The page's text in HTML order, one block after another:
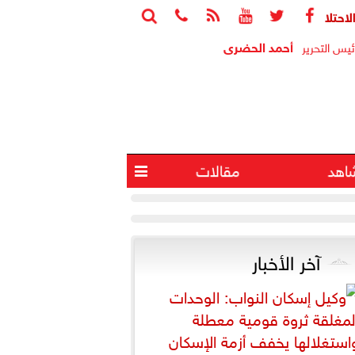





 4 آخرين في انفجار جنوب لبنان
التحرير أحمد الحضرى
مقالات 
آخر الأخبار